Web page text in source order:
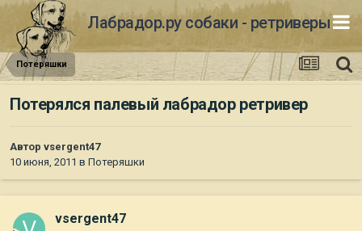
Лабрадор.ру собаки - ретриверы
Потеряшки
Потерялся палевый лабрадор ретривер
Автор vsergent47
10 июня, 2011 в Потеряшки
vsergent47